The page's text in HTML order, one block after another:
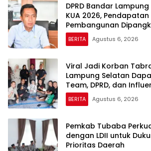
DPRD Bandar
KUA 2026,
Pembangunan
BERITA Agustus 6, 2026
Viral Jadi Korban
Lampung Selatan
Team, DPRD, dan
BERITA Agustus 6, 2026
Pemkab Tubaba
dengan LDII untuk
Prioritas Daerah